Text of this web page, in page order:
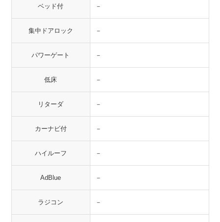
ベッド付 －
集中ドアロック －
パワーゲート －
低床 －
リターダ －
カーナビ付 －
ハイルーフ －
AdBlue －
ラジコン －